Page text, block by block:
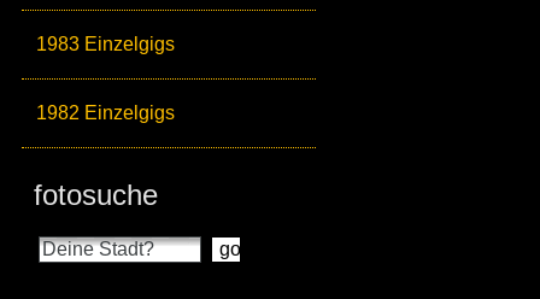
1983 Einzelgigs
1982 Einzelgigs
fotosuche